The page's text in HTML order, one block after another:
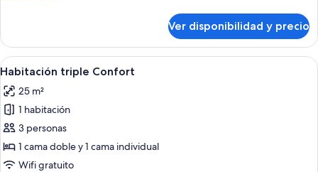
familiar
Ver disponibilidad y precio
Ver
todas
las
fotos
de
Habitación
triple
Una habitación de hotel con una
4
Habitación triple Confort
25 m²
1 habitación
3 personas
1 cama doble y 1 cama individual
Wifi gratuito